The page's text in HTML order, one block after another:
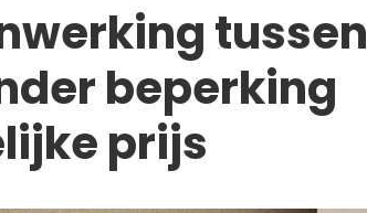
tussen
beperking
prijs